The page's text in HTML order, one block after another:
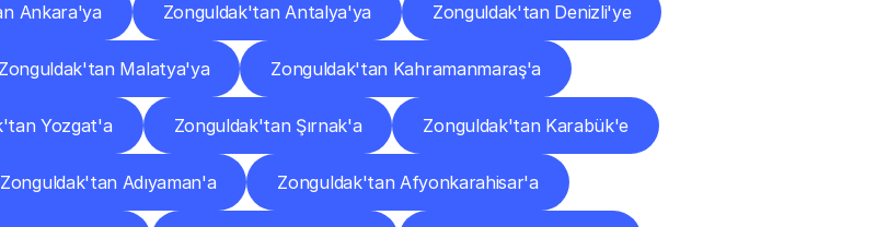
Ankara'ya Zonguldak'tan Antalya'ya Zonguldak'tan Denizli'ye
Zonguldak'tan Malatya'ya Zonguldak'tan Kahramanmaraş'a
Yozgat'a Zonguldak'tan Şırnak'a Zonguldak'tan Karabük'e
Zonguldak'tan Adıyaman'a Zonguldak'tan Afyonkarahisar'a